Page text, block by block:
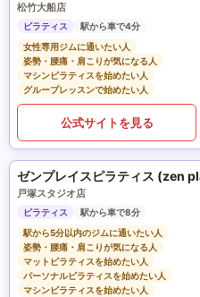
松竹大船店
ピラティス
駅から車で4分
女性専用ジムに通いたい人
姿勢・腰痛・肩こりが気になる人
マシンピラティスを始めたい人
グループレッスンで始めたい人
公式サイトを見る
ゼンプレイスピラティス (zen
戸塚スタジオ店
ピラティス
駅から車で8分
駅から5分以内のジムに通いたい人
姿勢・腰痛・肩こりが気になる人
マットピラティスを始めたい人
パーソナルピラティスを始めたい人
マシンピラティスを始めたい人